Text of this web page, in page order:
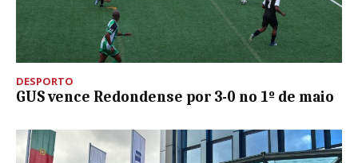
DESPORTO
GUS vence Redondense por 3-0 no 1º de maio